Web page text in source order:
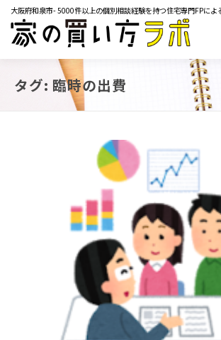
ツ
大阪府和泉市- 5000件以上の個別相談経験を持つ住宅専門FPによ
サービス内容 ご相談の流れ
マネーコラム YOUTUBE イベント
タグ: 臨時の出費